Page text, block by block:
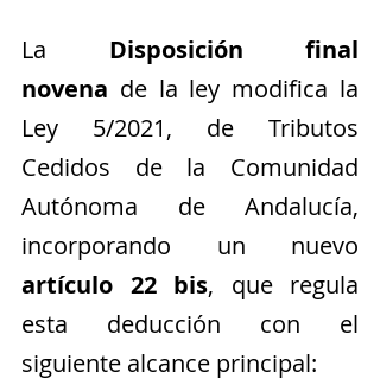
La Disposición final
novena de la ley modifica la
Ley 5/2021, de Tributos
Cedidos de la Comunidad
Autónoma de Andalucía,
artículo 22 bis, que regula
esta deducción con el
siguiente alcance principal: